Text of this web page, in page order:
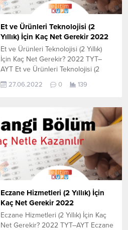
Et ve Ürünleri Teknolojisi (2
Yıllık) İçin Kaç Net Gerekir 2022
Et ve Ürünleri Teknolojisi (2 Yıllık)
İçin Kaç Net Gerekir? 2022 TYT–
AYT Et ve Ürünleri Teknolojisi (2
Yıllık) için kaç net yapmam gerekir
sorusunun cevabını aşağıdan
TYT-AYT sınavında en son yerleşen
öğrencilerin yapmış olduğu netlerdir.
YÖKATLAS YKS-TYT Net Sihirbazı,
YKS-TYT Net Sihirbazı. Sayfamızdaki
verilerin tamamı YÖK tarafından...
27.06.2022 0 139
Eczane Hizmetleri (2 Yıllık) İçin
Kaç Net Gerekir 2022
Eczane Hizmetleri (2 Yıllık) İçin Kaç
Net Gerekir? 2022 TYT–AYT Eczane